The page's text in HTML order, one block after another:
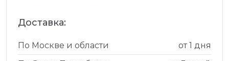
Доставка:
По Москве и области
от 1 дня